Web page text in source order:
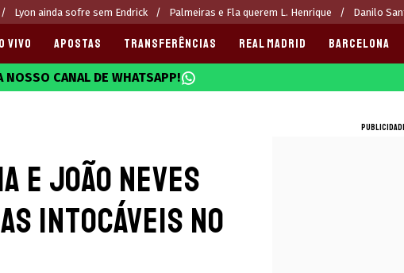
Lyon ainda sofre sem Endrick Palmeiras e Fla querem L. Henrique Danilo
VIVO APOSTAS TRANSFERÊNCIAS REAL MADRID BARCELONA
NOSSO CANAL DE WHATSAPP!
e João Neves
intocáveis no